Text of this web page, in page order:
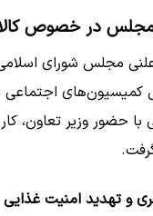
در خصوص
مجلس شورای
گزارش کمیسیون‌های
با حضور وزیر تعاون،
و تهدید امنیت غذایی